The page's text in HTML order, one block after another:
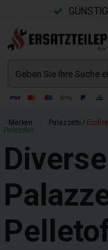
Marken Palazzetti /
Pelletofen